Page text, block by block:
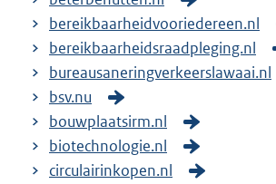
bereikbaarheidvooriedereen.nl
bereikbaarheidsraadpleging.nl
bureausaneringverkeerslawaai.nl
bsv.nu
bouwplaatsirm.nl
biotechnologie.nl
circulairinkopen.nl